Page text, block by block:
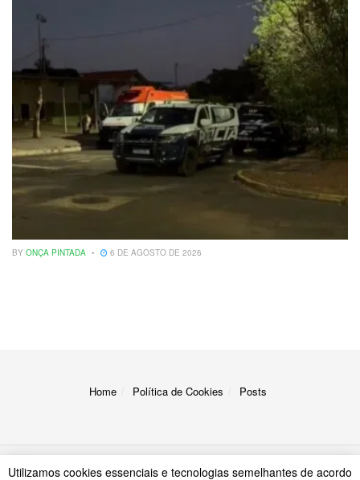
BY ONÇA PINTADA 6 DE AGOSTO DE 2026
Home Política de Cookies Posts
© 2023A Onça
Utilizamos cookies essenciais e tecnologias semelhantes de acordo